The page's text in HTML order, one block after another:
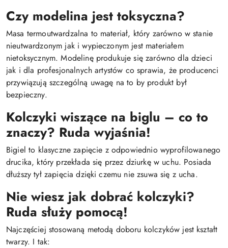
Czy modelina jest toksyczna?
Masa termoutwardzalna to materiał, który zarówno w stanie
nieutwardzonym jak i wypieczonym jest materiałem
nietoksycznym. Modelinę produkuje się zarówno dla dzieci
jak i dla profesjonalnych artystów co sprawia, że producenci
przywiązują szczególną uwagę na to by produkt był
bezpieczny.
Kolczyki wiszące na biglu – co to
znaczy? Ruda wyjaśnia!
Bigiel to klasyczne zapięcie z odpowiednio wyprofilowanego
drucika, który przekłada się przez dziurkę w uchu. Posiada
dłuższy tył zapięcia dzięki czemu nie zsuwa się z ucha.
Nie wiesz jak dobrać kolczyki?
Ruda służy pomocą!
Najczęściej stosowaną metodą doboru kolczyków jest kształt
twarzy. I tak: